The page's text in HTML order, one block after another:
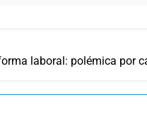
laboral: polémica por